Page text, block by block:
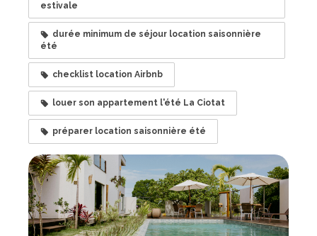
estivale
durée minimum de séjour location saisonnière
été
checklist location Airbnb
louer son appartement l'été La Ciotat
préparer location saisonnière été